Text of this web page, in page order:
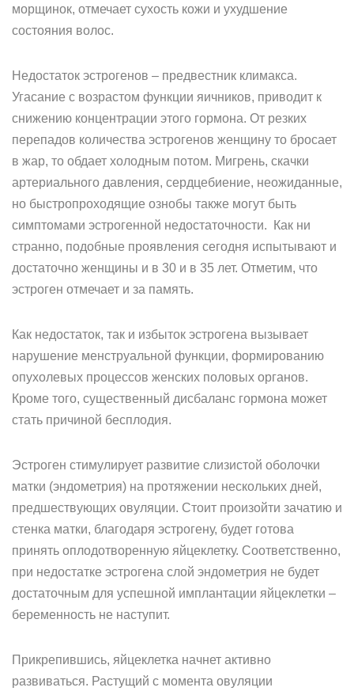
морщинок, отмечает сухость кожи и ухудшение
состояния волос.
Недостаток эстрогенов – предвестник климакса.
Угасание с возрастом функции яичников, приводит к
снижению концентрации этого гормона. От резких
перепадов количества эстрогенов женщину то бросает
в жар, то обдает холодным потом. Мигрень, скачки
артериального давления, сердцебиение, неожиданные,
но быстропроходящие ознобы также могут быть
симптомами эстрогенной недостаточности. Как ни
странно, подобные проявления сегодня испытывают и
достаточно женщины и в 30 и в 35 лет. Отметим, что
эстроген отмечает и за память.
Как недостаток, так и избыток эстрогена вызывает
нарушение менструальной функции, формированию
опухолевых процессов женских половых органов.
Кроме того, существенный дисбаланс гормона может
стать причиной бесплодия.
Эстроген стимулирует развитие слизистой оболочки
матки (эндометрия) на протяжении нескольких дней,
предшествующих овуляции. Стоит произойти зачатию и
стенка матки, благодаря эстрогену, будет готова
принять оплодотворенную яйцеклетку. Соответственно,
при недостатке эстрогена слой эндометрия не будет
достаточным для успешной имплантации яйцеклетки –
беременность не наступит.
Прикрепившись, яйцеклетка начнет активно
развиваться. Растущий с момента овуляции